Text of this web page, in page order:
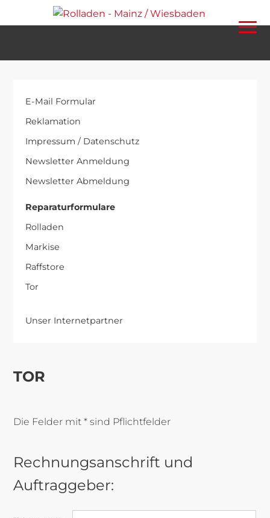
E-Mail Formular
Reklamation
Impressum / Datenschutz
Newsletter Anmeldung
Newsletter Abmeldung
Reparaturformulare
Rolladen
Markise
Raffstore
Tor
Unser Internetpartner
TOR
Die Felder mit * sind Pflichtfelder
Rechnungsanschrift und
Auftraggeber: